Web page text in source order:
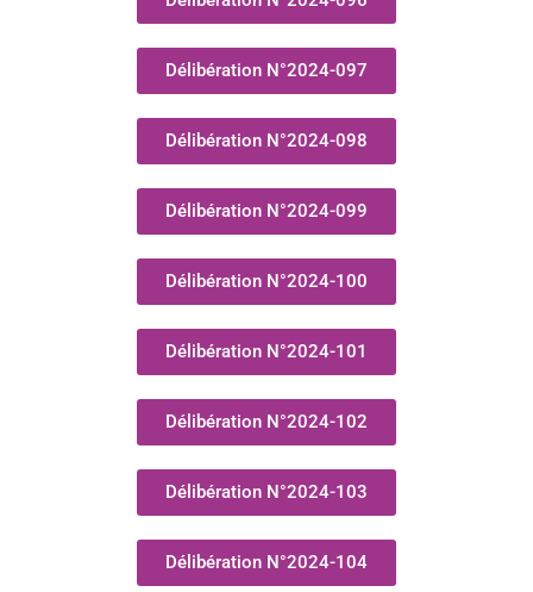
Délibération N°2024-097
Délibération N°2024-098
Délibération N°2024-099
Délibération N°2024-100
Délibération N°2024-101
Délibération N°2024-102
Délibération N°2024-103
Délibération N°2024-104